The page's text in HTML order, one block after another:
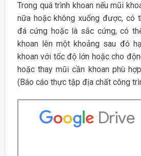
Trong quá trình khoan nếu mũi
nữa hoặc không xuống được, có
đá cứng hoặc là sắc cứng, có
khoan lên một khoảng sau đó
khoan với tốc độ lớn hoặc cho
hoặc thay mũi cần khoan phù
(Báo cáo thực tập địa chất công